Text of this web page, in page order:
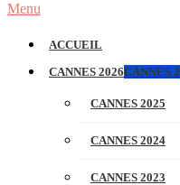
Menu
ACCUEIL
CANNES 2026CANNES
CANNES 2025
CANNES 2024
CANNES 2023